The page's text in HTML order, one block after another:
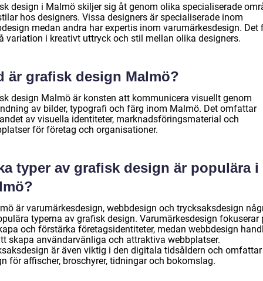
design i Malmö skiljer sig åt genom olika specialiserade
hos designers. Vissa designers är specialiserade inom
medan andra har expertis inom varumärkesdesign. Det
variation i kreativt uttryck och stil mellan olika designers.
är grafisk design Malmö?
design Malmö är konsten att kommunicera visuellt genom
av bilder, typografi och färg inom Malmö. Det omfattar
av visuella identiteter, marknadsföringsmaterial och
för företag och organisationer.
typer av grafisk design är populära i
är varumärkesdesign, webbdesign och trycksaksdesign
typerna av grafisk design. Varumärkesdesign fokuserar
och förstärka företagsidentiteter, medan webbdesign
skapa användarvänliga och attraktiva webbplatser.
är även viktig i den digitala tidsåldern och omfattar
för affischer, broschyrer, tidningar och bokomslag.